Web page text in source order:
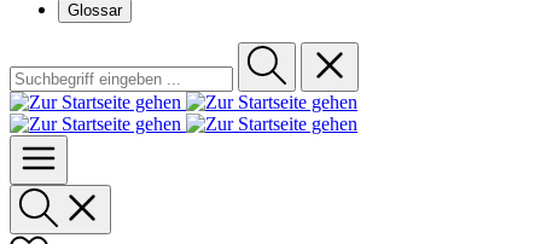
Glossar